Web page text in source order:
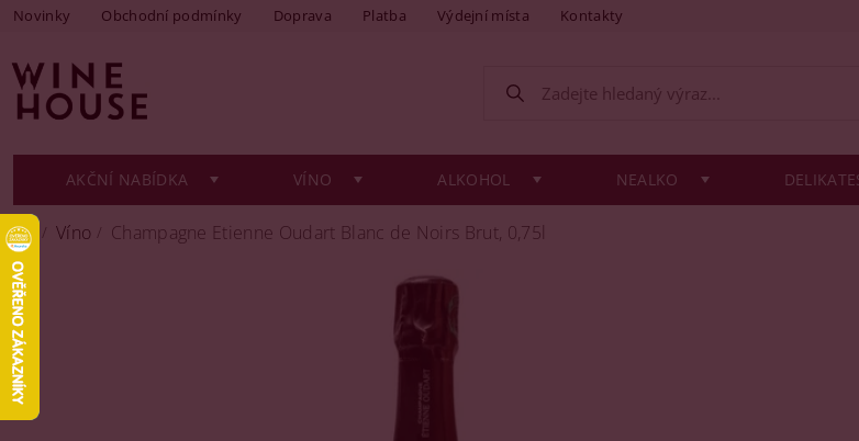
Novinky Obchodní podmínky Doprava Platba Výdejní místa Kontakty
AKČNÍ NABÍDKA VÍNO ALKOHOL NEALKO
Víno Champagne Etienne Oudart Blanc de Noirs Brut, 0,75l